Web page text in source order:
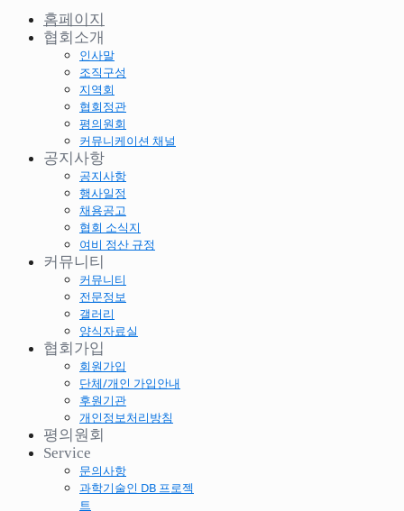
홈페이지
협회소개
인사말
조직구성
지역회
협회정관
평의원회
커뮤니케이션 채널
공지사항
공지사항
행사일정
채용공고
협회 소식지
여비 정산 규정
커뮤니티
커뮤니티
전문정보
갤러리
양식자료실
협회가입
회원가입
단체/개인 가입안내
후원기관
개인정보처리방침
평의원회
Service
문의사항
과학기술인 DB 프로젝
트